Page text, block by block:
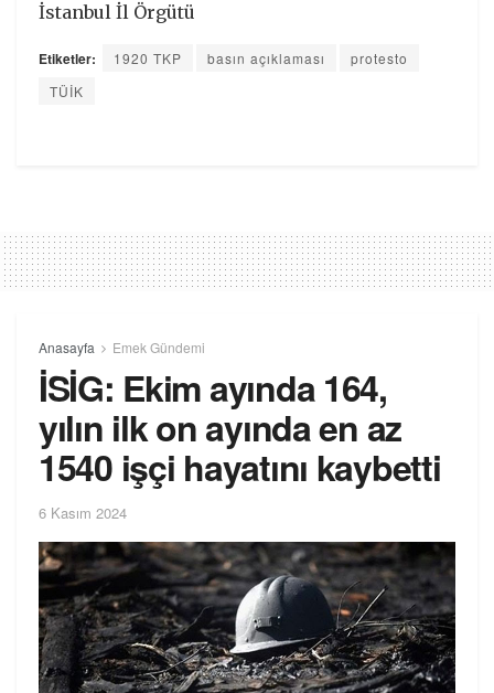
İstanbul İl Örgütü
Etiketler: 1920 TKP basın açıklaması
protesto
TÜİK
Anasayfa Emek Gündemi
İSİG: Ekim ayında 164,
yılın ilk on ayında en az
1540 işçi hayatını kaybetti
6 Kasım 2024